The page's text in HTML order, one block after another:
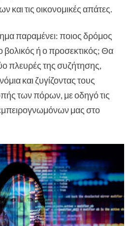
και τις οικονομικές απάτες.
παραμένει: ποιος δρόμος
βολικός ή ο προσεκτικός; Θα
πλευρές της συζήτησης,
και ζυγίζοντας τους
των πόρων, με οδηγό τις
μας στο